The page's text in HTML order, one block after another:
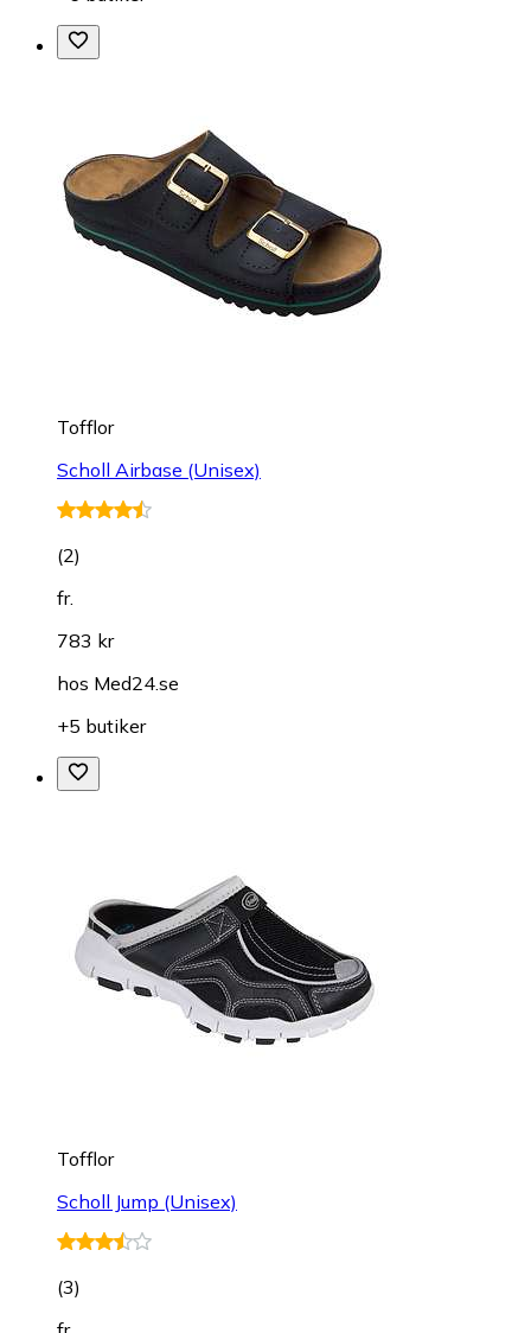
Tofflor
Scholl Airbase (Unisex)
(2)
fr.
783 kr
hos Med24.se
+5 butiker
Tofflor
Scholl Jump (Unisex)
(3)